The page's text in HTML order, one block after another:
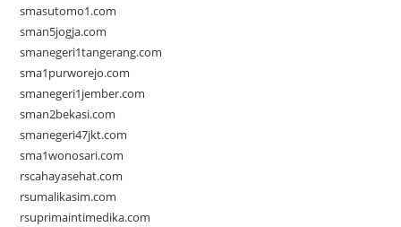
smasutomo1.com
sman5jogja.com
smanegeri1tangerang.com
sma1purworejo.com
smanegeri1jember.com
sman2bekasi.com
smanegeri47jkt.com
sma1wonosari.com
rscahayasehat.com
rsumalikasim.com
rsuprimaintimedika.com